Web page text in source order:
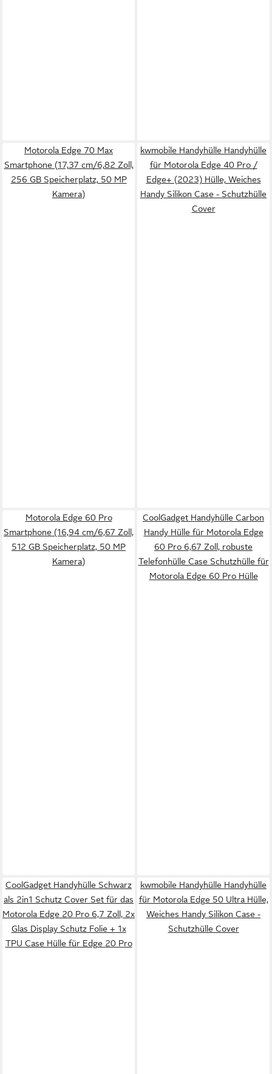
Motorola Edge 70 Max
Smartphone (17,37 cm/6,82 Zoll,
256 GB Speicherplatz, 50 MP
Kamera)
kwmobile Handyhülle Handyhülle
für Motorola Edge 40 Pro /
Edge+ (2023) Hülle, Weiches
Handy Silikon Case - Schutzhülle
Cover
Motorola Edge 60 Pro
Smartphone (16,94 cm/6,67 Zoll,
512 GB Speicherplatz, 50 MP
Kamera)
CoolGadget Handyhülle Carbon
Handy Hülle für Motorola Edge
60 Pro 6,67 Zoll, robuste
Telefonhülle Case Schutzhülle für
Motorola Edge 60 Pro Hülle
CoolGadget Handyhülle Schwarz
als 2in1 Schutz Cover Set für das
Motorola Edge 20 Pro 6,7 Zoll, 2x
Glas Display Schutz Folie + 1x
TPU Case Hülle für Edge 20 Pro
kwmobile Handyhülle Handyhülle
für Motorola Edge 50 Ultra Hülle,
Weiches Handy Silikon Case -
Schutzhülle Cover